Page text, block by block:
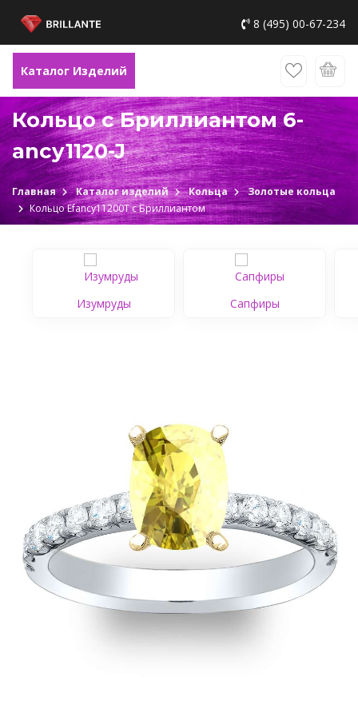
8 (495) 00-67-234
Каталог Изделий
Кольцо с Бриллиантом 6-
ancy1120-J
Главная Каталог изделий Кольца
Золотые кольца
Кольцо Еfancy11200Т c Бриллиантом
Изумруды Сапфиры